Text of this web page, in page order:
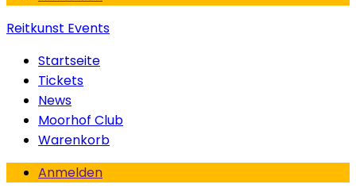
Reitkunst Events
Startseite
Tickets
News
Moorhof Club
Warenkorb
Anmelden